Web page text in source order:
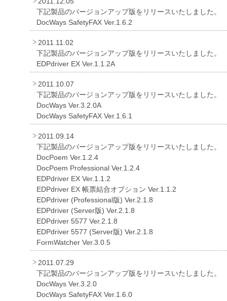
と
コ
ス
ト
削
減
を
支
援
下記製品のバージョンアップ版をリリースいたしました。
DocWays SafetyFAX Ver.1.6.2
2011.11.02
下記製品のバージョンアップ版をリリースいたしました。
EDPdriver EX Ver.1.1.2A
2011.10.07
下記製品のバージョンアップ版をリリースいたしました。
DocWays Ver.3.2.0A
DocWays SafetyFAX Ver.1.6.1
2011.09.14
下記製品のバージョンアップ版をリリースいたしました。
DocPoem Ver.1.2.4
DocPoem Professional Ver.1.2.4
EDPdriver EX Ver.1.1.2
EDPdriver EX 帳票結合オプション Ver.1.1.2
EDPdriver (Professional版) Ver.2.1.8
EDPdriver (Server版) Ver.2.1.8
EDPdriver 5577 Ver.2.1.8
EDPdriver 5577 (Server版) Ver.2.1.8
FormWatcher Ver.3.0.5
2011.07.29
下記製品のバージョンアップ版をリリースいたしました。
DocWays Ver.3.2.0
DocWays SafetyFAX Ver.1.6.0